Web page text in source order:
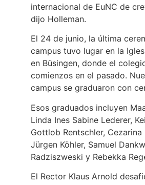
internacional de EuNC de
dijo Holleman.
El 24 de junio, la última
campus tuvo lugar en la
en Büsingen, donde el
comienzos en el pasado.
campus se graduaron con
Esos graduados incluyen
Linda Ines Sabine Lederer,
Gottlob Rentschler,
Jürgen Köhler, Samuel
Radziszweski y Rebekka
El Rector Klaus Arnold